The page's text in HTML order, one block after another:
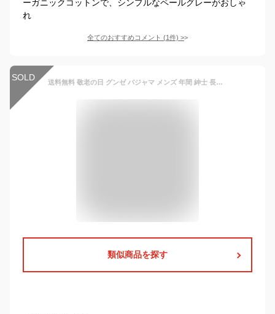
ーガニックコットンで、シンプルなペールグレーがおしゃ
れ
全てのおすすめコメント (1件) >
SOLD 送料無料 敬老の日 グンゼ パジャマ メンズ 年間 紳士 長袖長パンツ オーガニックコットン 綿100% 軽い ルームウェア 上下セット シンプル ギフト プレゼント GUNZE ナチュラルハーブ Mサイズ Lサイズ LLサイズ TH4586 播州 GUNZE35
類似商品を探す